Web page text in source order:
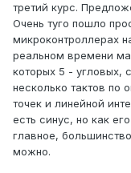
третий курс.
Очень туго пошло
микроконтроллерах
реальном времени
которых 5 - угловых,
несколько тактов по
точек и линейной
есть синус, но как
главное,
можно.